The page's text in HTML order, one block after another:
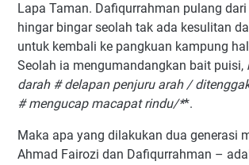
Lapa Taman. Dafiqurrahman pulang
hingar bingar seolah tak ada kesulitan
untuk kembali ke pangkuan kampung
Seolah ia mengumandangkan bait puisi,
darah # delapan penjuru arah /
# mengucap macapat rindu/**.
Maka apa yang dilakukan dua generasi
Ahmad Fairozi dan Dafiqurrahman –